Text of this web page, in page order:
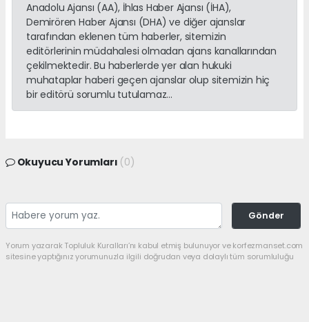
Anadolu Ajansı (AA), İhlas Haber Ajansı (İHA),
Demirören Haber Ajansı (DHA) ve diğer ajanslar
tarafından eklenen tüm haberler, sitemizin
editörlerinin müdahalesi olmadan ajans kanallarından
çekilmektedir. Bu haberlerde yer alan hukuki
muhataplar haberi geçen ajanslar olup sitemizin hiç
bir editörü sorumlu tutulamaz...
Okuyucu Yorumları (0)
Gönder
Yorum yazarak Topluluk Kuralları’nı kabul etmiş bulunuyor ve korfezmanset.com
sitesine yaptığınız yorumunuzla ilgili doğrudan veya dolaylı tüm sorumluluğu